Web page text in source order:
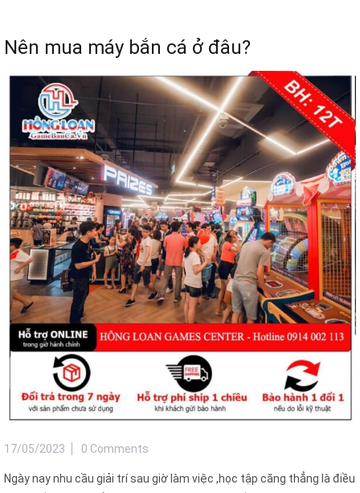
Nên mua máy bắn cá ở đâu?
17/05/2023 0 Comments
Ngày nay nhu cầu giải trí sau giờ làm việc ,học tập căng thẳng là điều